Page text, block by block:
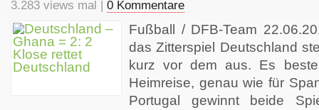
3.283 views mal | 0 Kommentare
Fußball / DFB-Team
das Zitterspiel Deutschland
kurz vor dem aus. Es
Heimreise, genau wie für
Portugal gewinnt beide